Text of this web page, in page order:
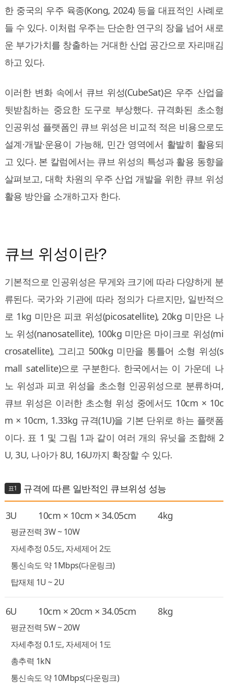
한 중국의 우주 육종(Kong, 2024) 등을 대표적인 사례로
들 수 있다. 이처럼 우주는 단순한 연구의 장을 넘어 새로
운 부가가치를 창출하는 거대한 산업 공간으로 자리매김
하고 있다.
이러한 변화 속에서 큐브 위성(CubeSat)은 우주 산업을
뒷받침하는 중요한 도구로 부상했다. 규격화된 초소형
인공위성 플랫폼인 큐브 위성은 비교적 적은 비용으로도
설계·개발·운용이 가능해, 민간 영역에서 활발히 활용되
고 있다. 본 칼럼에서는 큐브 위성의 특성과 활용 동향을
살펴보고, 대학 차원의 우주 산업 개발을 위한 큐브 위성
활용 방안을 소개하고자 한다.
큐브 위성이란?
기본적으로 인공위성은 무게와 크기에 따라 다양하게 분
류된다. 국가와 기관에 따라 정의가 다르지만, 일반적으
로 1kg 미만은 피코 위성(picosatellite), 20kg 미만은 나
노 위성(nanosatellite), 100kg 미만은 마이크로 위성(mi
crosatellite), 그리고 500kg 미만을 통틀어 소형 위성(s
mall satellite)으로 구분한다. 한국에서는 이 가운데 나
노 위성과 피코 위성을 초소형 인공위성으로 분류하며,
큐브 위성은 이러한 초소형 위성 중에서도 10cm × 10c
m × 10cm, 1.33kg 규격(1U)을 기본 단위로 하는 플랫폼
이다. 표 1 및 그림 1과 같이 여러 개의 유닛을 조합해 2
U, 3U, 나아가 8U, 16U까지 확장할 수 있다.
표1 규격에 따른 일반적인 큐브위성 성능
3U 10cm × 10cm × 34.05cm 4kg
평균전력 3W ~ 10W
자세추정 0.5도, 자세제어 2도
통신속도 약 1Mbps(다운링크)
탑재체 1U ~ 2U
6U 10cm × 20cm × 34.05cm 8kg
평균전력 5W ~ 20W
자세추정 0.1도, 자세제어 1도
총추력 1kN
통신속도 약 10Mbps(다운링크)